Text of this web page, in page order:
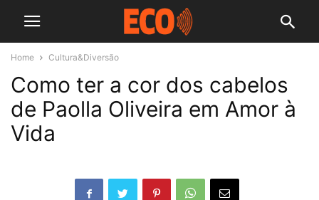
Home Cultura&Diversão
Como ter a cor dos cabelos
de Paolla Oliveira em Amor à
Vida